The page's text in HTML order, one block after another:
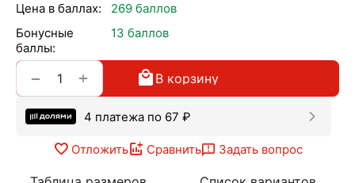
Цена в баллах:
269 баллов
Бонусные
баллы:
13 баллов
+
− В корзину
4 платежа по 67 ₽
Отложить Сравнить Задать вопрос